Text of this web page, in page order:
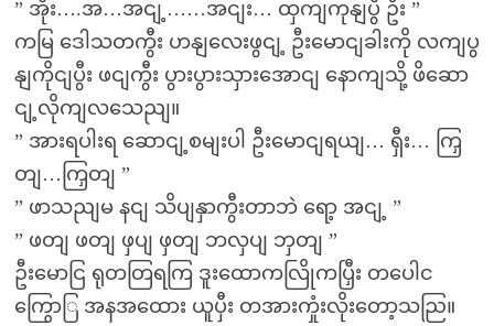
” အိုး….အ…အငျ့……အငျး… ထှကျကုနျပွီ ဦး ”
ကမြ ဒေါသတကွီး ဟနျလေးဖွငျ့ ဦးမောငျခါးကို လကျပွ
နျကိုငျပွီး ဖငျကွီး ပွားပွားသှားအောငျ နောကျသို့ ဖိဆော
ငျ့လိုကျလသေညျ။
” အားရပါးရ ဆောငျ့စမျးပါ ဦးမောငျရယျ… ရှီး… ကြှ
တျ…ကြှတျ ”
” ဖာသညျမ နငျ သိပျနှာကွီးတာဘဲ ရော့ အငျ့ ”
” ဖတျ ဖတျ ဖှပျ ဖှတျ ဘလှပျ ဘှတျ ”
ဦးမောငြ ရုတတြရကြ ဒူးထောကလြိုကပြှီး တပေါင
ကြွောြ အနအထေား ယူပှီး တအားကှုံးလိုးတော့သညြ။